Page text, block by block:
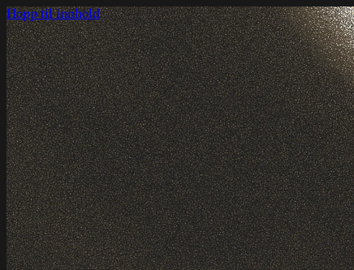
Hopp til innhold